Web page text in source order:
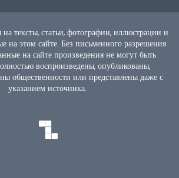
тексты, статьи, фотографии, иллюстрации и
на этом сайте. Без письменного разрешения
на сайте произведения не могут быть
воспроизведены, опубликованы,
общественности или представлены даже с
указанием источника.
TEKNOBURSA
SWORDBROS